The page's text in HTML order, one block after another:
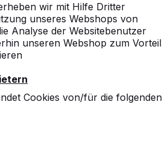
wir mit Hilfe Dritter
unseres Webshops von
Analyse der Websitebenutzer
unseren Webshop zum Vorteil
Cookies von/für die folgenden